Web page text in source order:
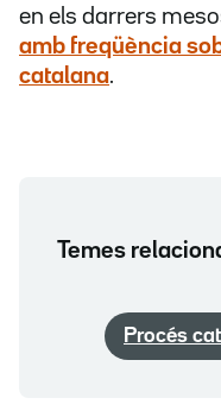
en els darrers
amb freqüència
catalana.
Temes
Procés